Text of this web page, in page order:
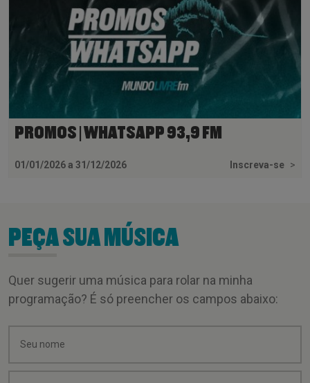
PROMOS | WHATSAPP 93,9 FM
01/01/2026 a 31/12/2026 Inscreva-se >
PEÇA SUA MÚSICA
Quer sugerir uma música para rolar na minha
programação? É só preencher os campos abaixo: